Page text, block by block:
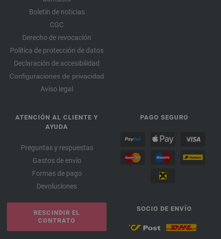
Boletín de noticias
CGC
Derecho de revocación
Política de protección de datos
Declaración de accesibilidad
Configuraciones de privacidad
Aviso legal
ATENCIÓN AL CLIENTE Y
AYUDA
Preguntas y respuestas
Gastos de envío
Formas de pago
Devoluciones
RESCINDIR EL
CONTRATO
PAGO SEGURO
SOCIO DE ENVÍO